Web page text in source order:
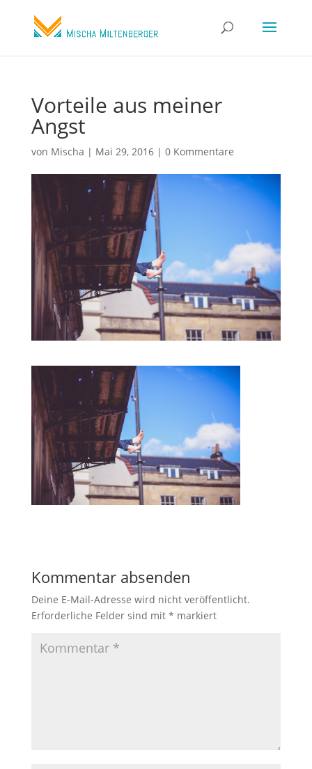
Vorteile aus meiner
Angst
von Mischa | Mai 29, 2016| 0 Kommentare
Kommentar absenden
Deine E-Mail-Adresse wird nicht veröffentlicht.
Erforderliche Felder sind mit * markiert